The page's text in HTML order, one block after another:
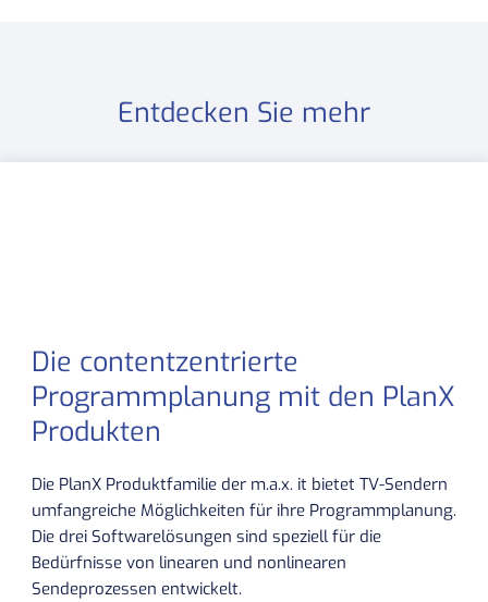
Entdecken Sie mehr
Die contentzentrierte
Programmplanung mit den PlanX
Produkten
Die PlanX Produktfamilie der m.a.x. it bietet TV-Sendern
umfangreiche Möglichkeiten für ihre Programmplanung.
Die drei Softwarelösungen sind speziell für die
Bedürfnisse von linearen und nonlinearen
Sendeprozessen entwickelt.